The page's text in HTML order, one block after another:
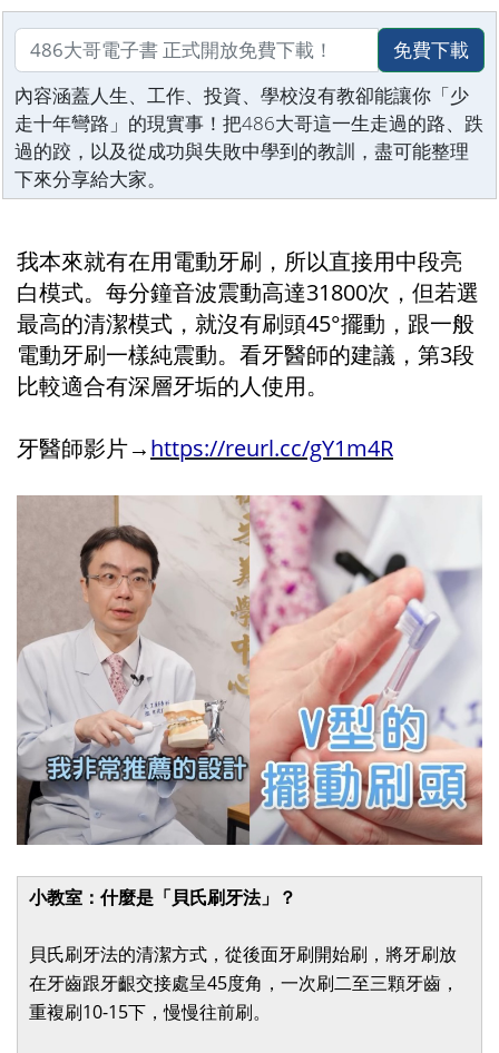
免費下載
內容涵蓋人生、工作、投資、學校沒有教卻能讓你「少
走十年彎路」的現實事！把486大哥這一生走過的路、跌
過的跤，以及從成功與失敗中學到的教訓，盡可能整理
下來分享給大家。
我本來就有在用電動牙刷，所以直接用中段亮
白模式。每分鐘音波震動高達31800次，但若選
最高的清潔模式，就沒有刷頭45°擺動，跟一般
電動牙刷一樣純震動。看牙醫師的建議，第3段
比較適合有深層牙垢的人使用。
牙醫師影片→https://reurl.cc/gY1m4R
小教室：什麼是「貝氏刷牙法」？
貝氏刷牙法的清潔方式，從後面牙刷開始刷，將牙刷放
在牙齒跟牙齦交接處呈45度角，一次刷二至三顆牙齒，
重複刷10-15下，慢慢往前刷。